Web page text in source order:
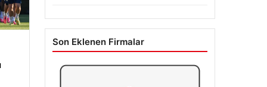
Son Eklenen Firmalar